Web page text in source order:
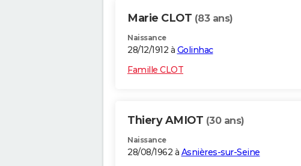
Marie CLOT (83 ans)
Naissance
28/12/1912 à Golinhac
Famille CLOT
Thiery AMIOT (30 ans)
Naissance
28/08/1962 à Asnières-sur-Seine